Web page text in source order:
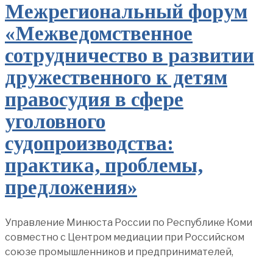
Межрегиональный форум
«Межведомственное
сотрудничество в развитии
дружественного к детям
правосудия в сфере
уголовного
судопроизводства:
практика, проблемы,
предложения»
Управление Минюста России по Республике Коми
совместно с Центром медиации при Российском
союзе промышленников и предпринимателей,